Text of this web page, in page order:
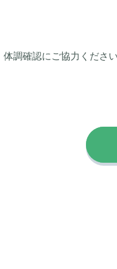
調確認にご協力ください